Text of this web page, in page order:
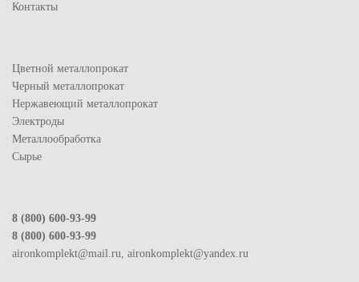
Контакты
Цветной металлопрокат
Черный металлопрокат
Нержавеющий металлопрокат
Электроды
Металлообработка
Сырье
8 (800) 600-93-99
8 (800) 600-93-99
aironkomplekt@mail.ru, aironkomplekt@yandex.ru